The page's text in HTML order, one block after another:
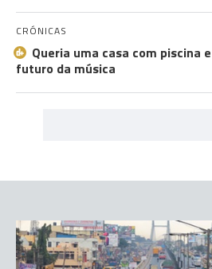
CRÓNICAS
Queria uma casa com piscina
futuro da música